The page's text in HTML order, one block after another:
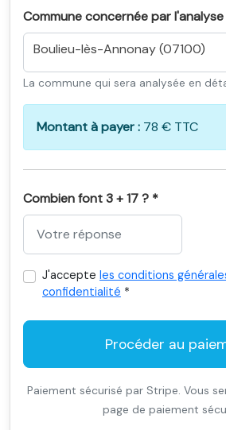
Commune concernée par
Boulieu-lès-Annonay (07100)
La commune qui sera analysée en
Montant à payer : 78 € TTC
Combien font 3 + 17 ? *
J'accepte les conditions
confidentialité *
Procéder au
Paiement sécurisé par Stripe. Vous
page de paiement